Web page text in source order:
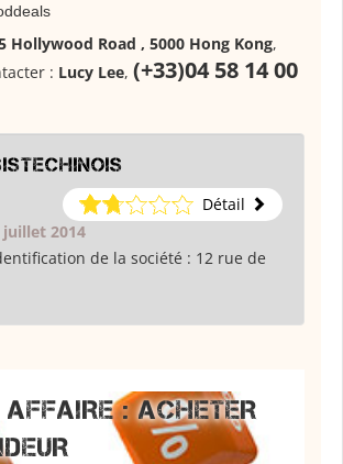
Hollywood Road , 5000 Hong Kong,
: Lucy Lee, (+33)04 58 14 00
Détail
2014
de la société : 12 rue de
AFFAIRE : ACHETER